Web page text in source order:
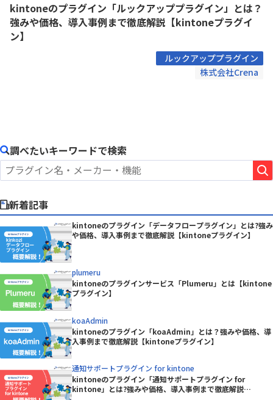
kintoneのプラグイン「ルックアッププラグイン」とは？
強みや価格、導入事例まで徹底解説【kintoneプラグイ
ン】
ルックアッププラグイン
株式会社Crena
調べたいキーワードで検索
新着記事
kintoneのプラグイン「データフロープラグイン」とは?強み
や価格、導入事例まで徹底解説【kintoneプラグイン】
plumeru
kintoneのプラグインサービス「Plumeru」とは【kintone
プラグイン】
koaAdmin
kintoneのプラグイン「koaAdmin」とは？強みや価格、導
入事例まで徹底解説【kintoneプラグイン】
通知サポートプラグイン for kintone
kintoneのプラグイン「通知サポートプラグイン for
kintone」とは?強みや価格、導入事例まで徹底解説